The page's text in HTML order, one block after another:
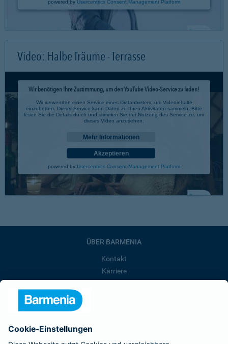
powered by Usercentrics Consent Management Platform
Video: Halbe Träume - Terrasse
Wir benötigen Ihre Zustimmung, um den YouTube Video-Service zu laden!
Wir verwenden einen Service eines Drittanbieters, um Videoinhalte
einzubetten. Dieser Service kann Daten zu Ihren Aktivitäten sammeln. Bitte
lesen Sie die Details durch und stimmen Sie der Nutzung des Service zu, um
dieses Video anzusehen.
Mehr Informationen
Akzeptieren
powered by Usercentrics Consent Management Platform
ÜBER BARMENIA
Kontakt
Karriere
Barmenia ist Teil der BarmeniaGothaer